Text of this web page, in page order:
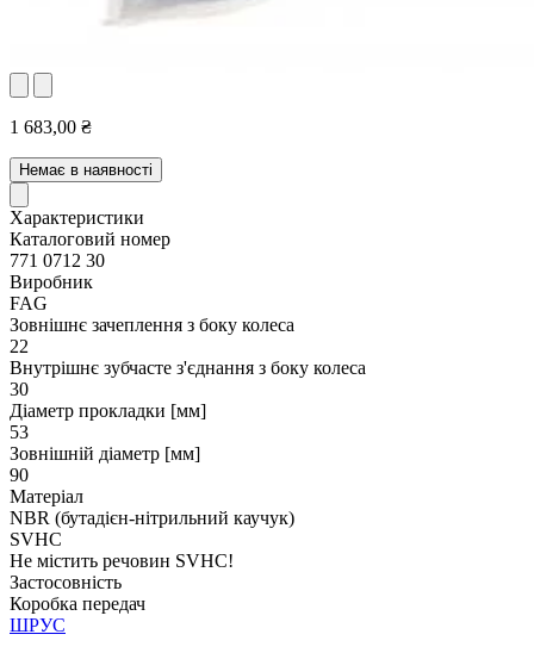
1 683,00 ₴
Немає в наявності
Характеристики
Каталоговий номер
771 0712 30
Виробник
FAG
Зовнішнє зачеплення з боку колеса
22
Внутрішнє зубчасте з'єднання з боку колеса
30
Діаметр прокладки [мм]
53
Зовнішній діаметр [мм]
90
Матеріал
NBR (бутадієн-нітрильний каучук)
SVHC
Не містить речовин SVHC!
Застосовність
Коробка передач
ШРУС